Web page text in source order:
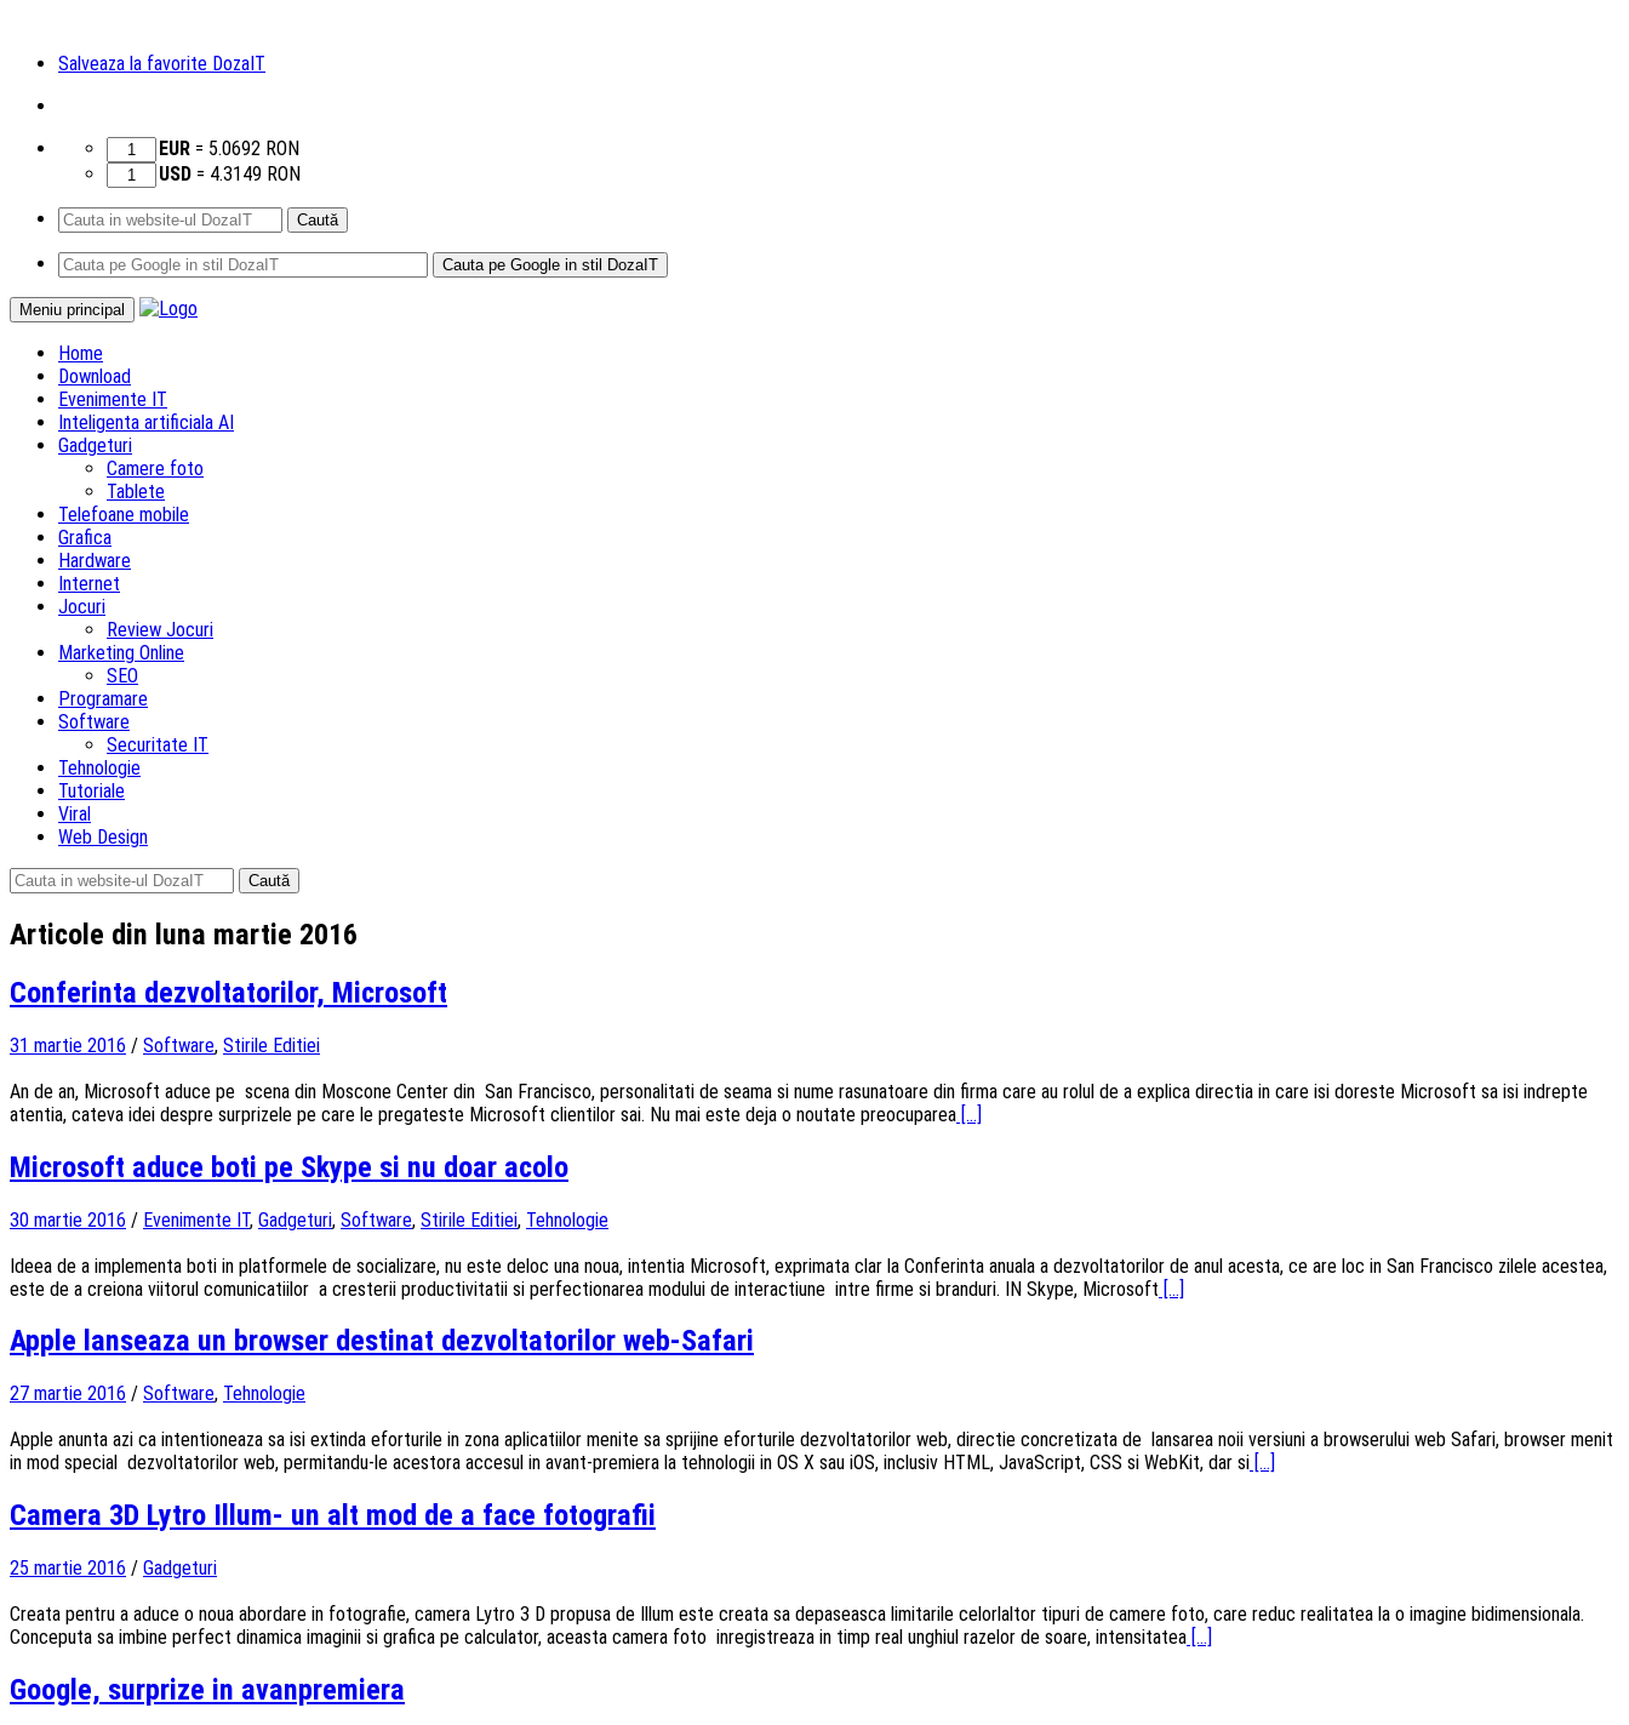
Salveaza la favorite DozaIT
EUR = 5.0692 RON
USD = 4.3149 RON
Caută
după:
Meniu principal
Sari
Home
Download
Evenimente IT
Inteligenta artificiala AI
Gadgeturi
Camere foto
Tablete
Telefoane mobile
Grafica
Hardware
Internet
Jocuri
Review Jocuri
Marketing Online
SEO
Programare
Software
Securitate IT
Tehnologie
Tutoriale
Viral
Web Design
Caută
după:
Articole din luna martie 2016
Conferinta dezvoltatorilor, Microsoft
31 martie 2016 / Software, Stirile Editiei
An de an, Microsoft aduce pe scena din Moscone Center din San Francisco, personalitati de seama si nume rasunatoare din firma care au rolul de a explica directia in care isi doreste Microsoft sa isi indrepte
atentia, cateva idei despre surprizele pe care le pregateste Microsoft clientilor sai. Nu mai este deja o noutate preocuparea [...]
Microsoft aduce boti pe Skype si nu doar acolo
30 martie 2016 / Evenimente IT, Gadgeturi, Software, Stirile Editiei, Tehnologie
Ideea de a implementa boti in platformele de socializare, nu este deloc una noua, intentia Microsoft, exprimata clar la Conferinta anuala a dezvoltatorilor de anul acesta, ce are loc in San Francisco zilele acestea,
este de a creiona viitorul comunicatiilor a cresterii productivitatii si perfectionarea modului de interactiune intre firme si branduri. IN Skype, Microsoft [...]
Apple lanseaza un browser destinat dezvoltatorilor web-Safari
27 martie 2016 / Software, Tehnologie
Apple anunta azi ca intentioneaza sa isi extinda eforturile in zona aplicatiilor menite sa sprijine eforturile dezvoltatorilor web, directie concretizata de lansarea noii versiuni a browserului web Safari, browser menit
in mod special dezvoltatorilor web, permitandu-le acestora accesul in avant-premiera la tehnologii in OS X sau iOS, inclusiv HTML, JavaScript, CSS si WebKit, dar si [...]
Camera 3D Lytro Illum- un alt mod de a face fotografii
25 martie 2016 / Gadgeturi
Creata pentru a aduce o noua abordare in fotografie, camera Lytro 3 D propusa de Illum este creata sa depaseasca limitarile celorlaltor tipuri de camere foto, care reduc realitatea la o imagine bidimensionala.
Conceputa sa imbine perfect dinamica imaginii si grafica pe calculator, aceasta camera foto inregistreaza in timp real unghiul razelor de soare, intensitatea [...]
Google, surprize in avanpremiera